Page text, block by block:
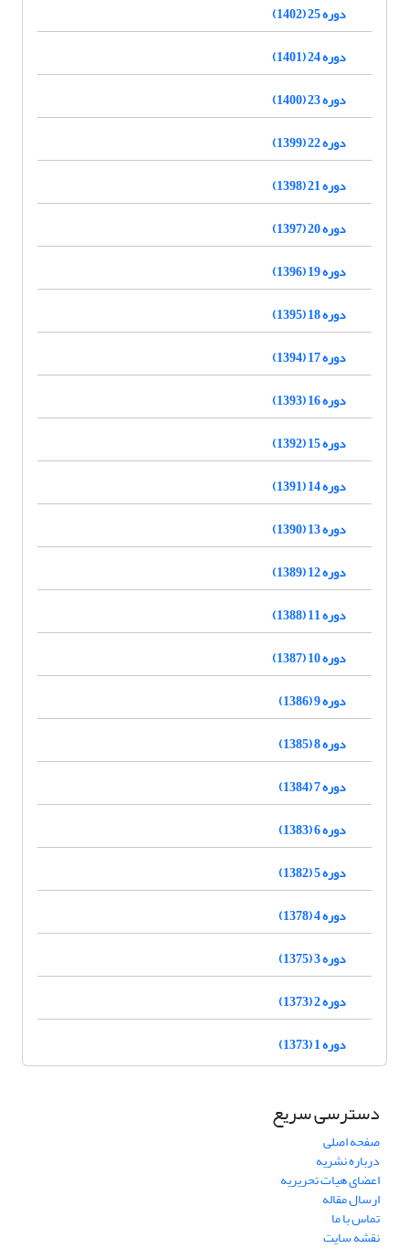
دوره 25 (1402)
دوره 24 (1401)
دوره 23 (1400)
دوره 22 (1399)
دوره 21 (1398)
دوره 20 (1397)
دوره 19 (1396)
دوره 18 (1395)
دوره 17 (1394)
دوره 16 (1393)
دوره 15 (1392)
دوره 14 (1391)
دوره 13 (1390)
دوره 12 (1389)
دوره 11 (1388)
دوره 10 (1387)
دوره 9 (1386)
دوره 8 (1385)
دوره 7 (1384)
دوره 6 (1383)
دوره 5 (1382)
دوره 4 (1378)
دوره 3 (1375)
دوره 2 (1373)
دوره 1 (1373)
دسترسی سریع
صفحه اصلی
درباره نشریه
اعضای هیات تحریریه
ارسال مقاله
تماس با ما
نقشه سایت